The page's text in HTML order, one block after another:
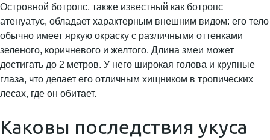
Островной ботропс, также известный как ботропс
атенуатус, обладает характерным внешним видом: его тело
обычно имеет яркую окраску с различными оттенками
зеленого, коричневого и желтого. Длина змеи может
достигать до 2 метров. У него широкая голова и крупные
глаза, что делает его отличным хищником в тропических
лесах, где он обитает.
Каковы последствия укуса